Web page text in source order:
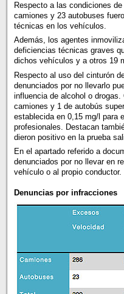
Respecto a las condiciones
camiones y 23 autobuses
técnicas en los vehículos.
Además, los agentes
deficiencias técnicas graves
dichos vehículos y a otros 19
Respecto al uso del cinturón
denunciados por no llevarlo
influencia de alcohol o
camiones y 1 de autobús
establecida en 0,15 mg/l para
profesionales. Destacan
dieron positivo en la prueba
En el apartado referido a
denunciados por no llevar en
vehículo o al propio conductor.
Denuncias por infracciones